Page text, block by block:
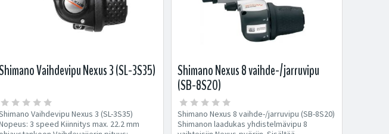
Vaihdevipu Nexus 3 (SL-3S35)
Vaihdevipu Nexus 3 (SL-3S35)
3 speed Kiinnitys max. 22.2 mm
Shimano Nexus 8 vaihde-/jarruvipu
(SB-8S20)
Shimano Nexus 8 vaihde-/jarruvipu (SB-8S20)
Shimanon laadukas yhdistelmävipu 8